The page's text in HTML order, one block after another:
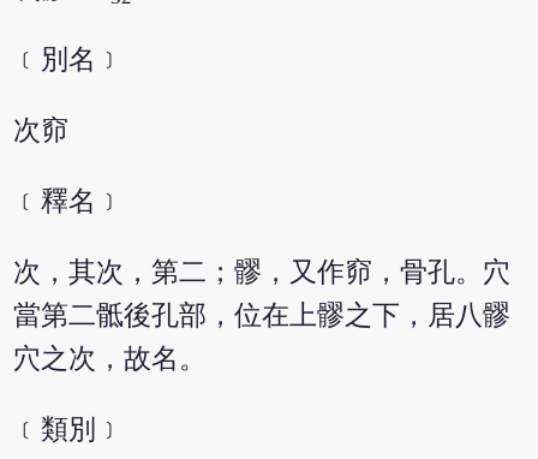
﹝別名﹞
次窌
﹝釋名﹞
次，其次，第二；髎，又作窌，骨孔。穴
當第二骶後孔部，位在上髎之下，居八髎
穴之次，故名。
﹝類別﹞